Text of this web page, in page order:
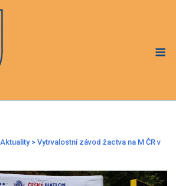
Aktuality> Vytrvalostní závod žactva na M ČR v